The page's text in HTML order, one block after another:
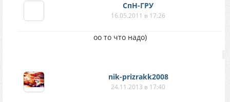
СпН-ГРУ
16.05.2011 в 17:26
оо то что надо)
nik-prizrakk2008
24.11.2013 в 17:40